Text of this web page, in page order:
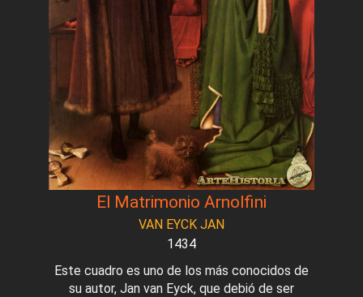
El Matrimonio Arnolfini
VAN EYCK JAN
1434
Este cuadro es uno de los más conocidos de
su autor, Jan van Eyck, que debió de ser